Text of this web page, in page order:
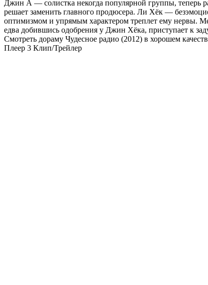
Джин А — солистка некогда популярной группы, теперь
решает заменить главного продюсера. Ли Хёк —
оптимизмом и упрямым характером треплет ему нервы.
едва добившись одобрения у Джин Хёка, приступает к
Смотреть дораму Чудесное радио (2012) в хорошем
Плеер 3 Клип/Трейлер